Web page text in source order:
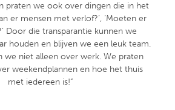
praten we ook over dingen die in het
er mensen met verlof?’, ‘Moeten er
Door die transparantie kunnen we
houden en blijven we een leuk team.
we niet alleen over werk. We praten
weekendplannen en hoe het thuis
met iedereen is!”